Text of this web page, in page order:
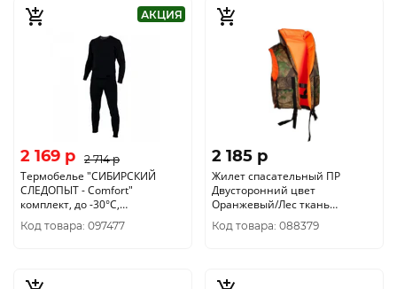
АКЦИЯ
2 169 p 2 714 p
Термобелье "CИБИРСКИЙ
СЛЕДОПЫТ - Comfort"
комплект, до -30°С,
двухслойное, р.48
Код товара: 097477
2 185 p
Жилет спасательный ПР
Двусторонний цвет
Оранжевый/Лес ткань
Оксфорд (Размер 52-56/ 100 кг)
Код товара: 088379